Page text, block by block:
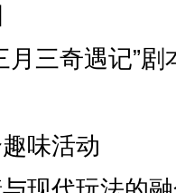
三奇遇记”剧
味活动